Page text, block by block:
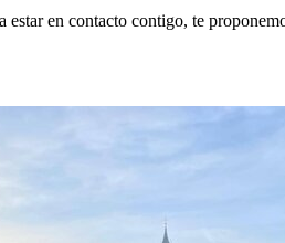
en contacto contigo, te